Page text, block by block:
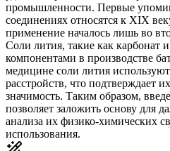
промышленности. Первые
соединениях относятся к XIX
применение началось лишь во
Соли лития, такие как карбонат
компонентами в производстве
медицине соли лития
расстройств, что подтверждает
значимость. Таким образом,
позволяет заложить основу для
анализа их физико-химических
использования.